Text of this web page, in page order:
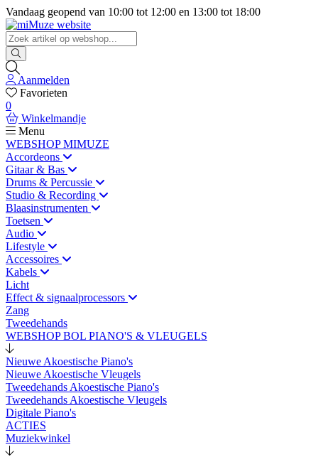
Vandaag geopend van 10:00 tot 12:00 en 13:00 tot 18:00
Aanmelden
Favorieten
0
Winkelmandje
Menu
WEBSHOP MIMUZE
Accordeons
Gitaar & Bas
Drums & Percussie
Studio & Recording
Blaasinstrumenten
Toetsen
Audio
Lifestyle
Accessoires
Kabels
Licht
Effect & signaalprocessors
Zang
Tweedehands
WEBSHOP BOL PIANO'S & VLEUGELS
Nieuwe Akoestische Piano's
Nieuwe Akoestische Vleugels
Tweedehands Akoestische Piano's
Tweedehands Akoestische Vleugels
Digitale Piano's
ACTIES
Muziekwinkel